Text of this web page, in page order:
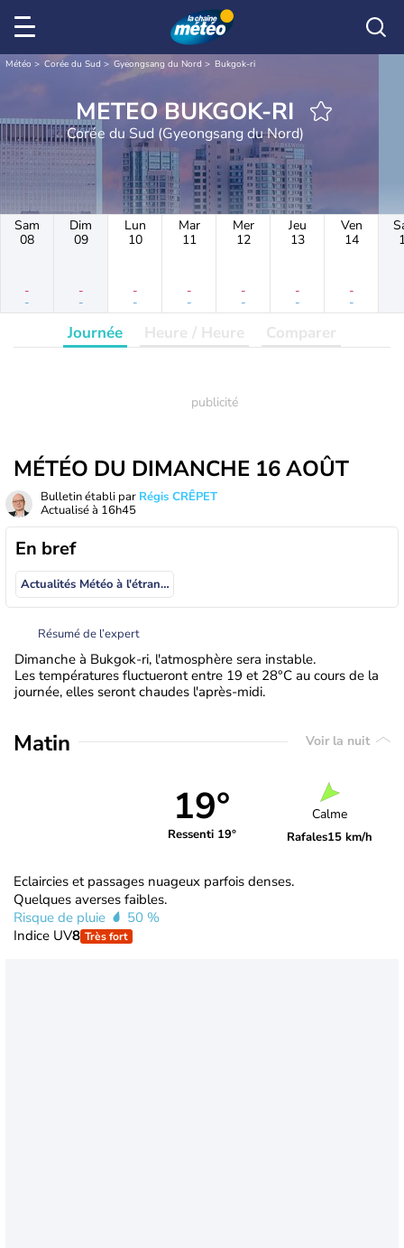
Météo Corée du Sud Gyeongsang du Nord Bukgok-ri
METEO BUKGOK-RI
Corée du Sud (Gyeongsang du Nord)
Sam
08
-
-
Dim
09
-
-
Lun
10
-
-
Mar
11
-
-
Mer
12
-
-
Jeu
13
-
-
Ven
14
-
-
Journée Heure / Heure Comparer
MÉTÉO DU DIMANCHE 16 AOÛT
Bulletin établi par Régis CRÊPET
Actualisé à 16h45
En bref
Actualités Météo à l'étranger
Résumé de l’expert
Dimanche à Bukgok-ri, l'atmosphère sera instable.
Les températures fluctueront entre 19 et 28°C au cours de la
journée, elles seront chaudes l'après-midi.
Matin Voir la nuit
19°
Ressenti 19°
Calme
Rafales15 km/h
Eclaircies et passages nuageux parfois denses.
Quelques averses faibles.
Risque de pluie
50 %
Indice UV8 Très fort